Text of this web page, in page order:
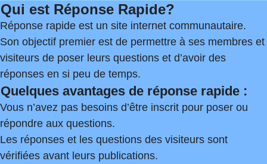
Qui est Réponse Rapide?
Réponse rapide est un site internet communautaire.
Son objectif premier est de permettre à ses membres et
visiteurs de poser leurs questions et d’avoir des
réponses en si peu de temps.
Quelques avantages de réponse rapide :
Vous n’avez pas besoins d’être inscrit pour poser ou
répondre aux questions.
Les réponses et les questions des visiteurs sont
vérifiées avant leurs publications.